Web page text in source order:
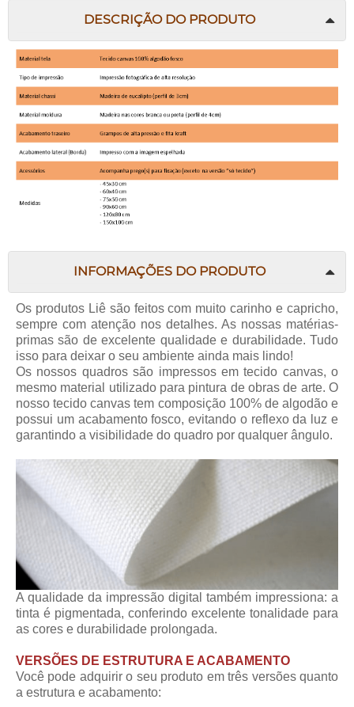
DESCRIÇÃO DO PRODUTO
INFORMAÇÕES DO PRODUTO
Os produtos Liê são feitos com muito carinho e capricho,
sempre com atenção nos detalhes. As nossas matérias-
primas são de excelente qualidade e durabilidade. Tudo
isso para deixar o seu ambiente ainda mais lindo!
Os nossos quadros são impressos em tecido canvas, o
mesmo material utilizado para pintura de obras de arte. O
nosso tecido canvas tem composição 100% de algodão e
possui um acabamento fosco, evitando o reflexo da luz e
garantindo a visibilidade do quadro por qualquer ângulo.
A qualidade da impressão digital também impressiona: a
tinta é pigmentada, conferindo excelente tonalidade para
as cores e durabilidade prolongada.
VERSÕES DE ESTRUTURA E ACABAMENTO
Você pode adquirir o seu produto em três versões quanto
a estrutura e acabamento: